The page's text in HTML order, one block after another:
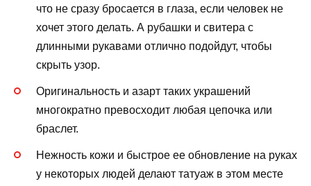
что не сразу бросается в глаза, если человек не
хочет этого делать. А рубашки и свитера с
длинными рукавами отлично подойдут, чтобы
скрыть узор.
Оригинальность и азарт таких украшений
многократно превосходит любая цепочка или
браслет.
Нежность кожи и быстрое ее обновление на руках
у некоторых людей делают татуаж в этом месте